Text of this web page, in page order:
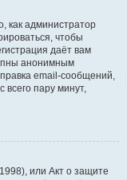
как администратор
чтобы
даёт вам
анонимным
email-сообщений,
всего пару минут,
или Акт о защите